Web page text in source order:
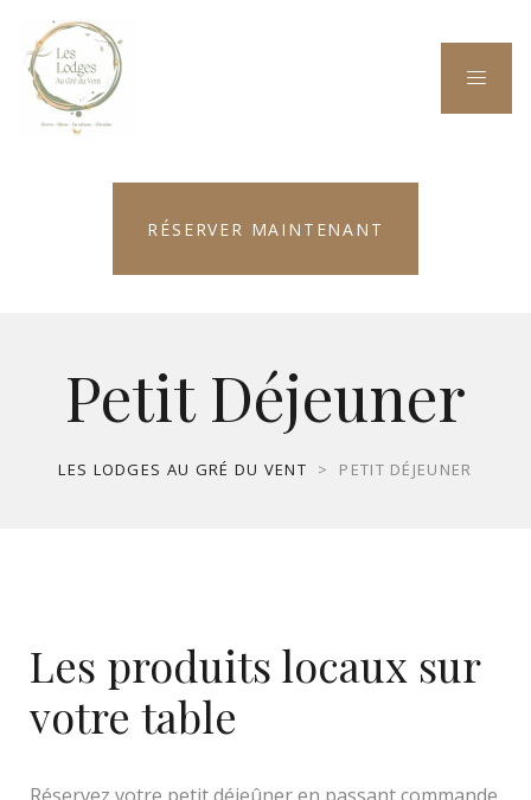
RÉSERVER MAINTENANT
Petit Déjeuner
LES LODGES AU GRÉ DU VENT > PETIT DÉJEUNER
Les produits locaux sur
votre table